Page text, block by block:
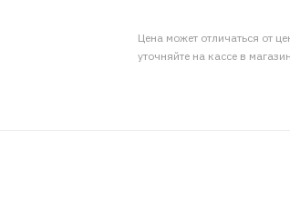
Цена может отличаться от
уточняйте на кассе в